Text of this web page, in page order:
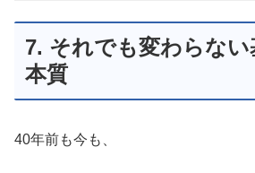
7. それでも変わらない
本質
40年前も今も、